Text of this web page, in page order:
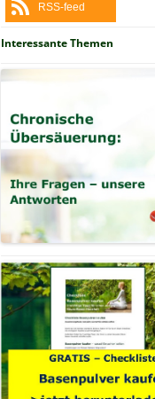
RSS-feed
Interessante Themen